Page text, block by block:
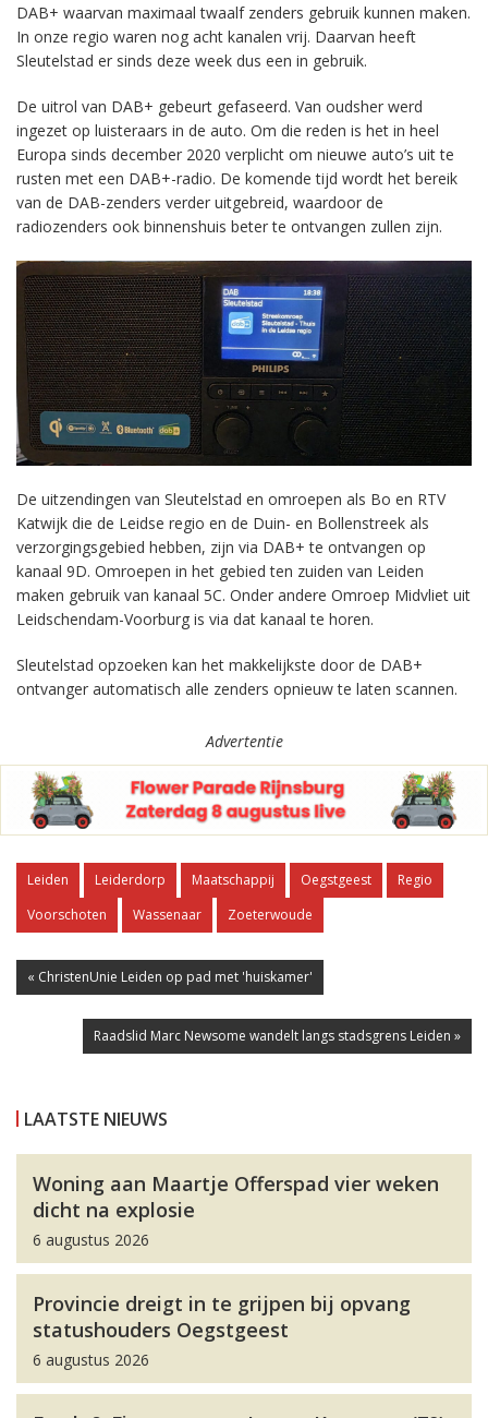
DAB+ waarvan maximaal twaalf zenders gebruik kunnen maken.
In onze regio waren nog acht kanalen vrij. Daarvan heeft
Sleutelstad er sinds deze week dus een in gebruik.
De uitrol van DAB+ gebeurt gefaseerd. Van oudsher werd
ingezet op luisteraars in de auto. Om die reden is het in heel
Europa sinds december 2020 verplicht om nieuwe auto’s uit te
rusten met een DAB+-radio. De komende tijd wordt het bereik
van de DAB-zenders verder uitgebreid, waardoor de
radiozenders ook binnenshuis beter te ontvangen zullen zijn.
De uitzendingen van Sleutelstad en omroepen als Bo en RTV
Katwijk die de Leidse regio en de Duin- en Bollenstreek als
verzorgingsgebied hebben, zijn via DAB+ te ontvangen op
kanaal 9D. Omroepen in het gebied ten zuiden van Leiden
maken gebruik van kanaal 5C. Onder andere Omroep Midvliet uit
Leidschendam-Voorburg is via dat kanaal te horen.
Sleutelstad opzoeken kan het makkelijkste door de DAB+
ontvanger automatisch alle zenders opnieuw te laten scannen.
Advertentie
Leiden Leiderdorp Maatschappij Oegstgeest
Regio
Voorschoten
Wassenaar Zoeterwoude
« ChristenUnie Leiden op pad met 'huiskamer'
Raadslid Marc Newsome wandelt langs stadsgrens Leiden »
LAATSTE NIEUWS
Woning aan Maartje Offerspad vier weken
dicht na explosie
6 augustus 2026
Provincie dreigt in te grijpen bij opvang
statushouders Oegstgeest
6 augustus 2026